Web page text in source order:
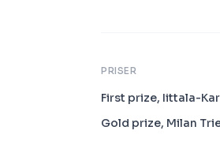
PRISER
First prize, Iittala-
Gold prize, Milan